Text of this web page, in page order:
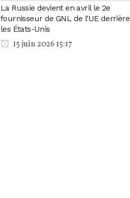
La Russie devient en avril le 2e
fournisseur de GNL de l’UE derrière
les États-Unis
15 juin 2026 15:17